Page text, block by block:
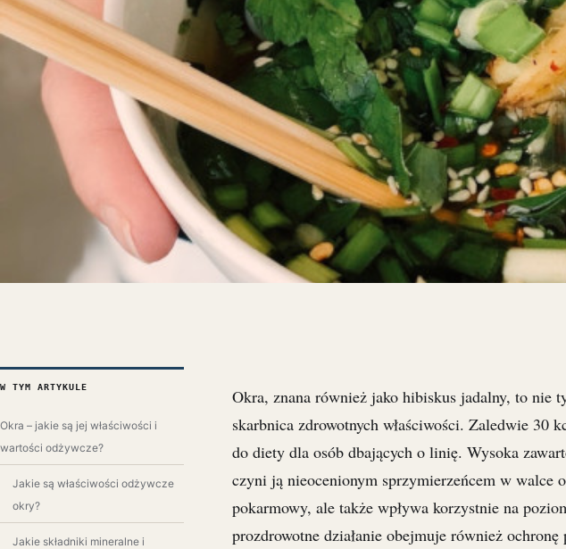
W TYM ARTYKULE
Okra – jakie są jej właściwości i
wartości odżywcze?
Jakie są właściwości odżywcze
okry?
Jakie składniki mineralne i
Okra, znana również jako hibiskus jadalny, to nie
skarbnica zdrowotnych właściwości. Zaledwie 30
do diety dla osób dbających o linię. Wysoka
czyni ją nieocenionym sprzymierzeńcem w walce
pokarmowy, ale także wpływa korzystnie na
prozdrowotne działanie obejmuje również